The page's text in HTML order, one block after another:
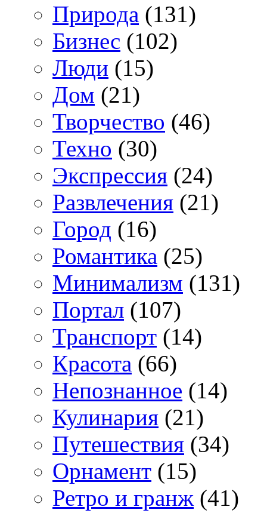
Природа (131)
Бизнес (102)
Люди (15)
Дом (21)
Творчество (46)
Техно (30)
Экспрессия (24)
Развлечения (21)
Город (16)
Романтика (25)
Минимализм (131)
Портал (107)
Транспорт (14)
Красота (66)
Непознанное (14)
Кулинария (21)
Путешествия (34)
Орнамент (15)
Ретро и гранж (41)